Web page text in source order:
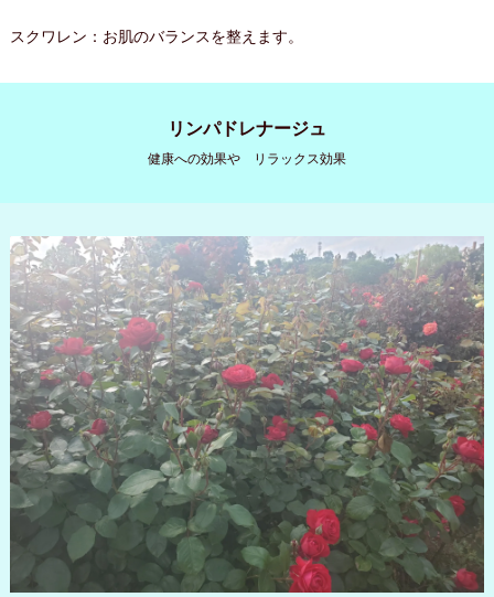
スクワレン：お肌のバランスを整えます。
リンパドレナージュ
健康への効果や リラックス効果